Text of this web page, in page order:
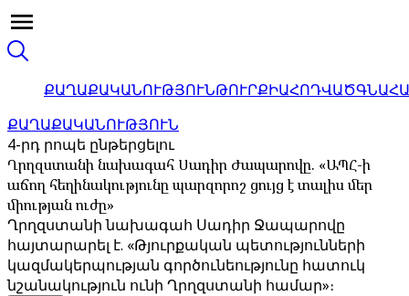
ՔԱՂԱՔԱԿԱՆՈՒԹՅՈՒՆԹՈՒՐՔԻԱՀՈԴՎԱԾ
ՔԱՂԱՔԱԿԱՆՈՒԹՅՈՒՆ
4-րդ րոպե ընթերցելու
Ղրղզստանի նախագահ Սադիր Ժապարովը. «ԱՊՀ-ի
աճող հեղինակությունը պարզորոշ ցույց է տալիս մեր
միության ուժը»
Ղրղզստանի նախագահ Սադիր Ջապարովը
հայտարարել է. «Թյուրքական պետությունների
կազմակերպության գործունեությունը հատուկ
նշանակություն ունի Ղրղզստանի համար»։